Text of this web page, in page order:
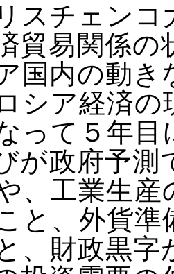
スチェンコ
貿易関係
国内の動
シア経済
って５年目
が政府予
、工業生産
と、外貨
、財政黒字